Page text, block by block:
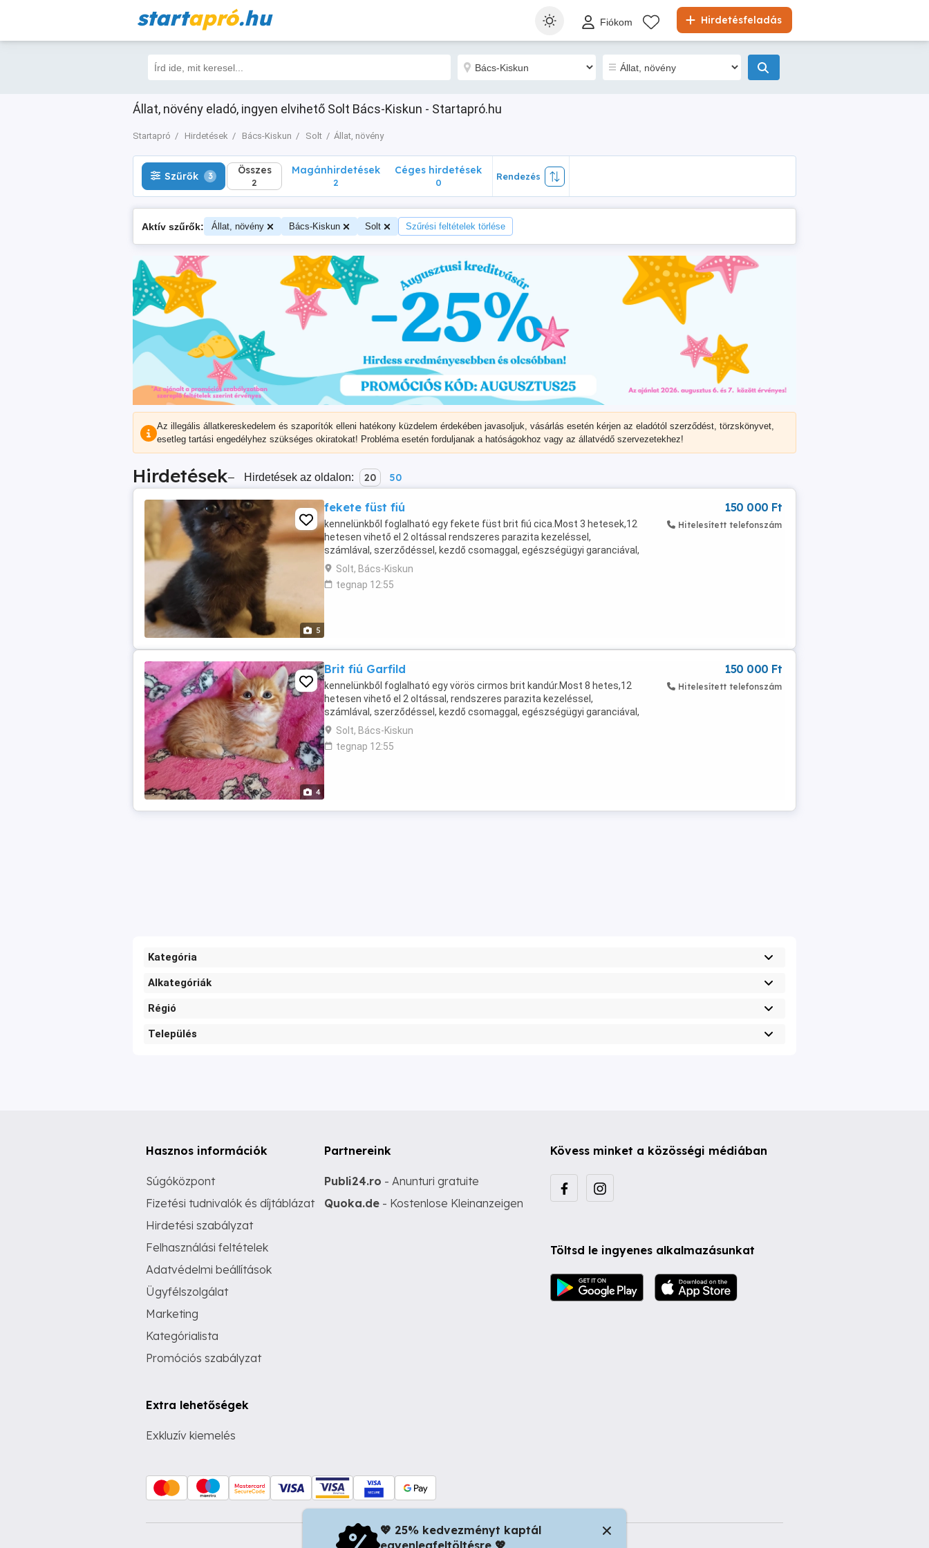
startapró.hu Hirdetésfeladás
Fiókom
Állat, növény eladó, ingyen elvihető Solt Bács-Kiskun - Startapró.hu
Startapró Hirdetések Bács-Kiskun Solt Állat, növény
Szűrők 3 Összes
2
Szűrők 3 Összes
2
Magánhirdetések
2
Céges hirdetések
0
Rendezés
Aktív szűrők: Állat, növény Bács-Kiskun Solt Szűrési feltételek törlése
Az illegális állatkereskedelem és szaporítók elleni hatékony küzdelem érdekében javasoljuk, vásárlás esetén kérjen az eladótól szerződést, törzskönyvet,
esetleg tartási engedélyhez szükséges okiratokat! Probléma esetén forduljanak a hatóságokhoz vagy az állatvédő szervezetekhez!
Hirdetések– Hirdetések az oldalon: 20 50
5
fekete füst fiú
kennelünkből foglalható egy fekete füst brit fiú cica.Most 3 hetesek,12
hetesen vihető el 2 oltással rendszeres parazita kezeléssel,
számlával, szerződéssel, kezdő csomaggal, egészségügyi garanciával,
Solt, Bács-Kiskun
tegnap 12:55
150 000 Ft
Hitelesített telefonszám
4
Brit fiú Garfild
kennelünkből foglalható egy vörös cirmos brit kandúr.Most 8 hetes,12
hetesen vihető el 2 oltással, rendszeres parazita kezeléssel,
számlával, szerződéssel, kezdő csomaggal, egészségügyi garanciával,
Solt, Bács-Kiskun
tegnap 12:55
150 000 Ft
Hitelesített telefonszám
Kategória
Alkategóriák
Régió
Település
Hasznos információk
Súgóközpont
Fizetési tudnivalók és díjtáblázat
Hirdetési szabályzat
Felhasználási feltételek
Adatvédelmi beállítások
Ügyfélszolgálat
Marketing
Kategórialista
Promóciós szabályzat
Extra lehetőségek
Exkluzív kiemelés
Partnereink
Publi24.ro - Anunturi gratuite
Quoka.de - Kostenlose Kleinanzeigen
Kövess minket a közösségi médiában
Töltsd le ingyenes alkalmazásunkat
💖 25% kedvezményt kaptál
egyenlegfeltöltésre 💖